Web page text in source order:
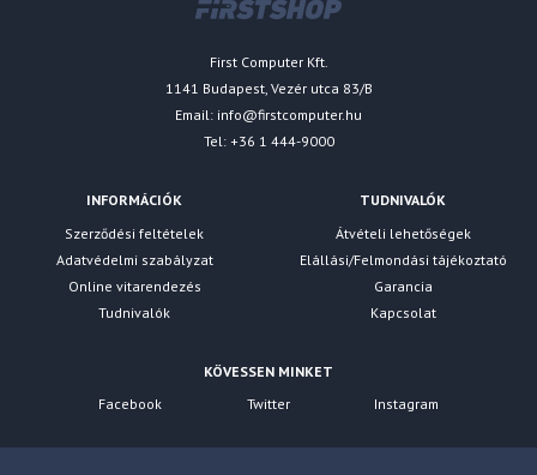
First Computer Kft.
1141 Budapest, Vezér utca 83/B
Email: info@firstcomputer.hu
Tel: +36 1 444-9000
INFORMÁCIÓK
Szerződési feltételek
Adatvédelmi szabályzat
Online vitarendezés
Tudnivalók
TUDNIVALÓK
Átvételi lehetőségek
Elállási/Felmondási tájékoztató
Garancia
Kapcsolat
KÖVESSEN MINKET
Facebook
Twitter Instagram